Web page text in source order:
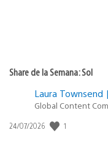
Share de la Semana: Sol
Laura Townsend
Global Content
Fecha
24/07/2026 1